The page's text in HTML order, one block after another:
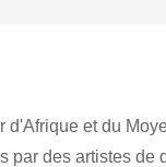
et du
par des artistes de